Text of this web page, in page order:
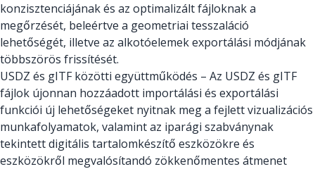
konzisztenciájának és az optimalizált fájloknak a
megőrzését, beleértve a geometriai tesszaláció
lehetőségét, illetve az alkotóelemek exportálási módjának
többszörös frissítését.
USDZ és gITF közötti együttműködés – Az USDZ és gITF
fájlok újonnan hozzáadott importálási és exportálási
funkciói új lehetőségeket nyitnak meg a fejlett vizualizációs
munkafolyamatok, valamint az iparági szabványnak
tekintett digitális tartalomkészítő eszközökre és
eszközökről megvalósítandó zökkenőmentes átmenet